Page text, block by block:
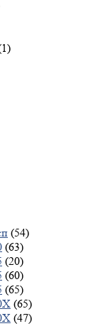
(54)
(63)
(20)
(60)
(65)
(65)
(47)